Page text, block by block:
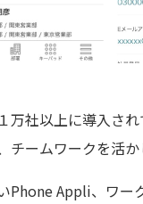
万社以上に導入され
チームワークを活
Phone Appli、ワー